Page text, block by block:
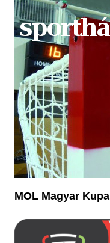
MOL Magyar Kupa